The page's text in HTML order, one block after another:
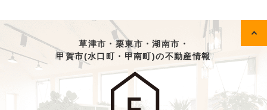
草津市・栗東市・湖南市・
甲賀市(水口町・甲南町)の不動産情報